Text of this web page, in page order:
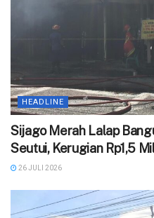
HEADLINE
Sijago Merah Lalap
Seutui, Kerugian Rp1,5
26 JULI 2026